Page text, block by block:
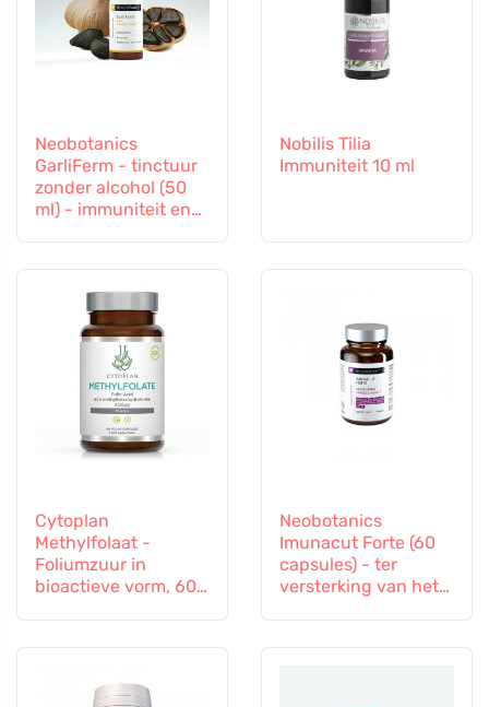
Neobotanics
GarliFerm - tinctuur
zonder alcohol (50
ml) - immuniteit en
Nobilis Tilia
Immuniteit 10 ml
Cytoplan
Methylfolaat -
Foliumzuur in
bioactieve vorm, 60
Neobotanics
Imunacut Forte (60
capsules) - ter
versterking van het